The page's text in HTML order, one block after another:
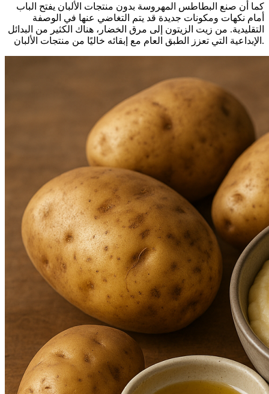
كما أن صنع البطاطس المهروسة بدون منتجات الألبان يفتح الباب
أمام نكهات ومكونات جديدة قد يتم التغاضي عنها في الوصفة
التقليدية. من زيت الزيتون إلى مرق الخضار، هناك الكثير من البدائل
الإبداعية التي تعزز الطبق العام مع إبقائه خاليًا من منتجات الألبان.